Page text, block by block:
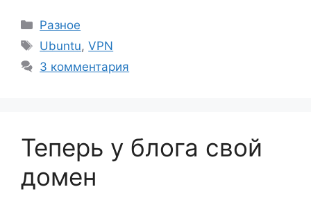
Рубрики
Разное
Метки
Ubuntu,VPN
3 комментария
Теперь у блога свой
домен